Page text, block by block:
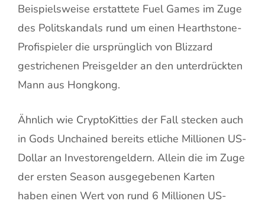
Beispielsweise erstattete Fuel Games im Zuge
des Politskandals rund um einen Hearthstone-
Profispieler die ursprünglich von Blizzard
gestrichenen Preisgelder an den unterdrückten
Mann aus Hongkong.
Ähnlich wie CryptoKitties der Fall stecken auch
in Gods Unchained bereits etliche Millionen US-
Dollar an Investorengeldern. Allein die im Zuge
der ersten Season ausgegebenen Karten
haben einen Wert von rund 6 Millionen US-